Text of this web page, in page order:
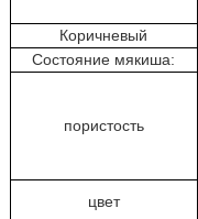
Коричневый
Состояние мякиша:
пористость
цвет